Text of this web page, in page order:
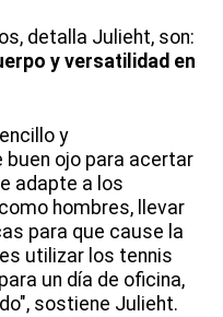
detalla Julieht, son:
y versatilidad en
y
buen ojo para acertar
adapte a los
hombres, llevar
para que cause la
utilizar los tennis
un día de oficina,
sostiene Julieht.